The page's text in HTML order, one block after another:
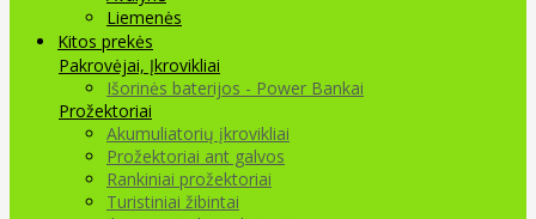
Liemenės
Kitos prekės
Pakrovėjai, Įkrovikliai
Išorinės baterijos - Power Bankai
Prožektoriai
Akumuliatorių įkrovikliai
Prožektoriai ant galvos
Rankiniai prožektoriai
Turistiniai žibintai